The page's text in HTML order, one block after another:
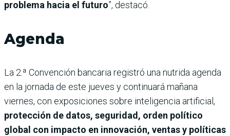
problema hacia el futuro”, destacó.
Agenda
La 2.ª Convención bancaria registró una nutrida agenda
en la jornada de este jueves y continuará mañana
viernes, con exposiciones sobre inteligencia artificial,
protección de datos, seguridad, orden político
global con impacto en innovación, ventas y políticas